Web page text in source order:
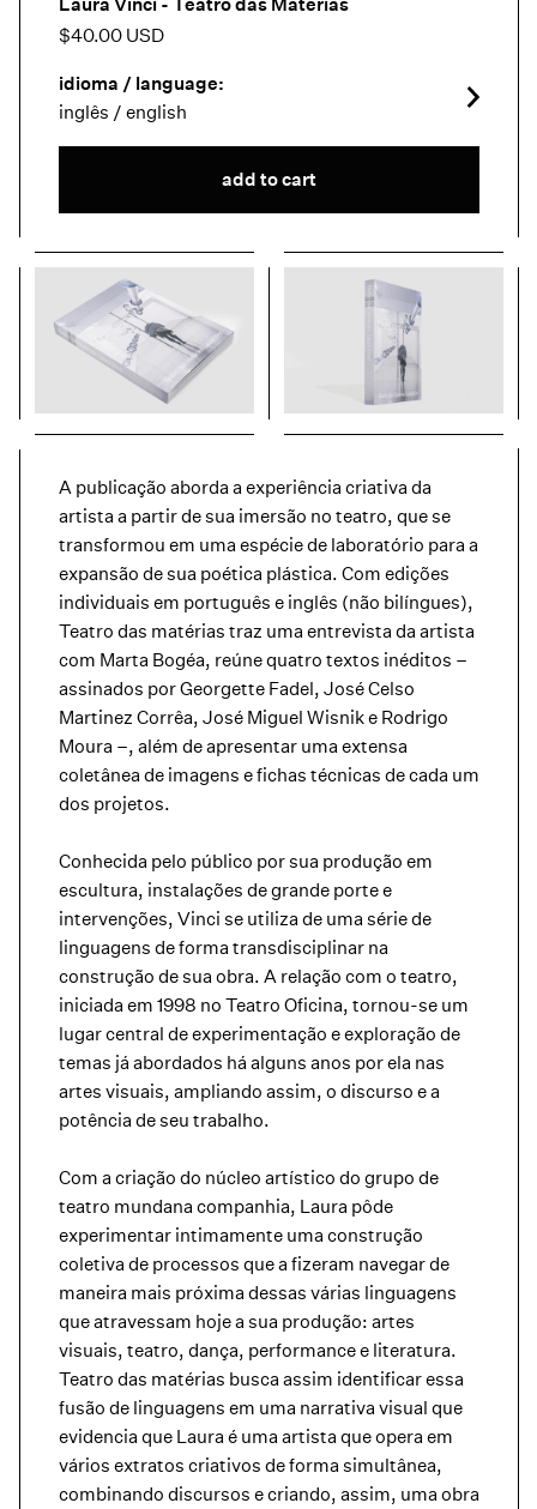
$40.00 USD
idioma / language:
inglês / english
A publicação aborda a experiência criativa da
artista a partir de sua imersão no teatro, que se
transformou em uma espécie de laboratório para a
expansão de sua poética plástica. Com edições
individuais em português e inglês (não bilíngues),
Teatro das matérias traz uma entrevista da artista
com Marta Bogéa, reúne quatro textos inéditos –
assinados por Georgette Fadel, José Celso
Martinez Corrêa, José Miguel Wisnik e Rodrigo
Moura –, além de apresentar uma extensa
coletânea de imagens e fichas técnicas de cada um
dos projetos.
Conhecida pelo público por sua produção em
escultura, instalações de grande porte e
intervenções, Vinci se utiliza de uma série de
linguagens de forma transdisciplinar na
construção de sua obra. A relação com o teatro,
iniciada em 1998 no Teatro Oficina, tornou-se um
lugar central de experimentação e exploração de
temas já abordados há alguns anos por ela nas
artes visuais, ampliando assim, o discurso e a
potência de seu trabalho.
Com a criação do núcleo artístico do grupo de
teatro mundana companhia, Laura pôde
experimentar intimamente uma construção
coletiva de processos que a fizeram navegar de
maneira mais próxima dessas várias linguagens
que atravessam hoje a sua produção: artes
visuais, teatro, dança, performance e literatura.
Teatro das matérias busca assim identificar essa
fusão de linguagens em uma narrativa visual que
evidencia que Laura é uma artista que opera em
vários extratos criativos de forma simultânea,
combinando discursos e criando, assim, uma obra